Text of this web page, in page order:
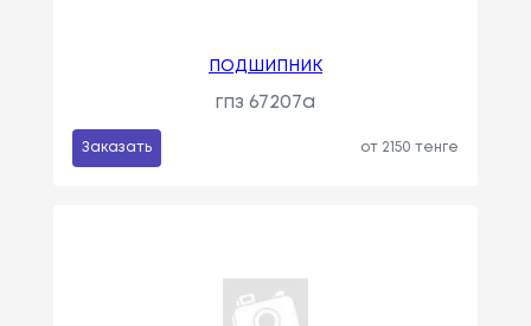
ПОДШИПНИК
гпз 67207a
Заказать от 2150 тенге